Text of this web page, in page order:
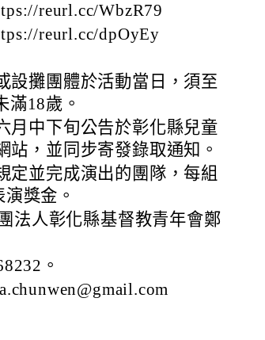
reurl.cc/WbzR79
reurl.cc/dpOyEy
設攤團體於活動當日，須至
滿18歲。
月中下旬公告於彰化縣兒童
站，並同步寄發錄取通知。
定並完成演出的團隊，每組
獎金。
法人彰化縣基督教青年會鄭
。